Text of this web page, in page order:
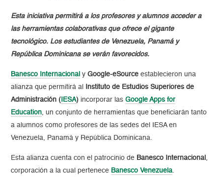
Esta iniciativa permitirá a los profesores y alumnos acceder a
las herramientas colaborativas que ofrece el gigante
tecnológico. Los estudiantes de Venezuela, Panamá y
República Dominicana se verán favorecidos.
Banesco Internacional yGoogle-eSource establecieron una
alianza que permitirá al
Instituto de Estudios Superiores de
Administración ( IESA) incorporar lasGoogle Apps for
Education, un conjunto de herramientas que beneficiarán tanto
a alumnos como profesores de las sedes del IESA en
Venezuela, Panamá y República Dominicana.
Esta alianza cuenta con el patrocinio de Banesco Internacional ,
corporación a la cual pertenece Banesco Venezuela.